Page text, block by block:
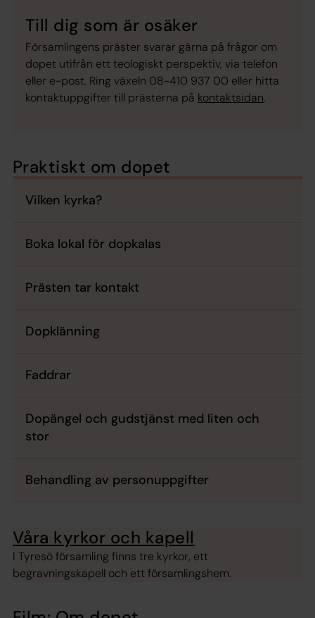
Till dig som är osäker
Församlingens präster svarar gärna på frågor om
dopet utifrån ett teologiskt perspektiv, via telefon
eller e-post. Ring växeln 08-410 937 00 eller hitta
kontaktuppgifter till prästerna på kontaktsidan.
Praktiskt om dopet
Vilken kyrka?
Boka lokal för dopkalas
Prästen tar kontakt
Dopklänning
Faddrar
Dopängel och gudstjänst med liten och
stor
Behandling av personuppgifter
Våra kyrkor och kapell
I Tyresö församling finns tre kyrkor, ett
begravningskapell och ett församlingshem.